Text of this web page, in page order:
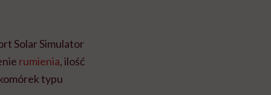
Solar Simulator
rumienia, ilość
typu